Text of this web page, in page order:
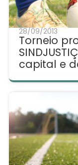
28/09/2013
Torneio
capital e